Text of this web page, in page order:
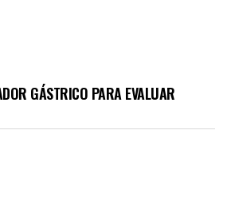
GÁSTRICO PARA EVALUAR